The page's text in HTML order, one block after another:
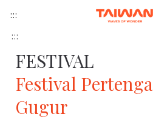
:::
Informasi
Informasi visa
:::
FESTIVAL
Festival
Gugur